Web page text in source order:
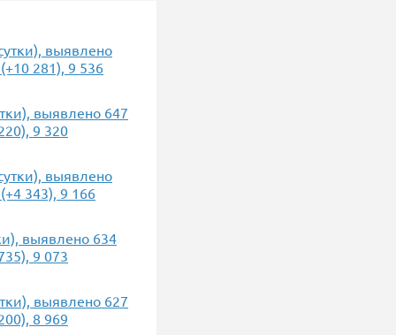
выявлено
281), 9 536
выявлено 647
9 320
выявлено
343), 9 166
выявлено 634
9 073
выявлено 627
8 969